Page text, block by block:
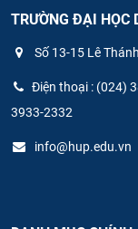
TRƯỜNG ĐẠI HỌC
Số 13-15 Lê
Điện thoại : (024)
3933-2332
info@hup.edu.vn